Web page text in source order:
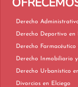
Derecho
Divorcios en Elciego